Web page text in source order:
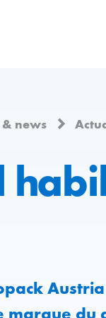
news
marque du